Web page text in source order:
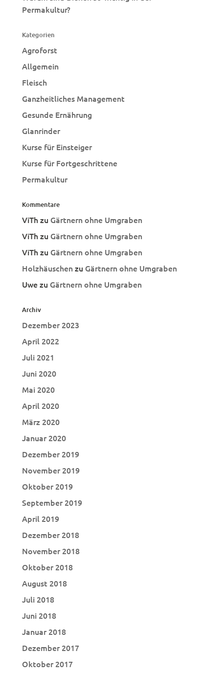
Permakultur?
Kategorien
Agroforst
Allgemein
Fleisch
Ganzheitliches Management
Gesunde Ernährung
Glanrinder
Kurse für Einsteiger
Kurse für Fortgeschrittene
Permakultur
Kommentare
ViThzu Gärtnern ohne Umgraben
ViThzu Gärtnern ohne Umgraben
ViThzu Gärtnern ohne Umgraben
Holzhäuschenzu Gärtnern ohne Umgraben
Uwezu Gärtnern ohne Umgraben
Archiv
Dezember 2023
April 2022
Juli 2021
Juni 2020
Mai 2020
April 2020
März 2020
Januar 2020
Dezember 2019
November 2019
Oktober 2019
September 2019
April 2019
Dezember 2018
November 2018
Oktober 2018
August 2018
Juli 2018
Juni 2018
Januar 2018
Dezember 2017
Oktober 2017